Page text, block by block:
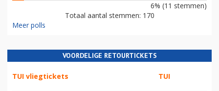
6% (11 stemmen)
Totaal aantal stemmen: 170
Meer polls
VOORDELIGE RETOURTICKETS
TUI vliegtickets TUI